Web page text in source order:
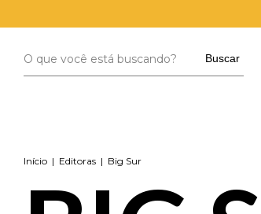
Buscar
Início | Editoras | Big Sur